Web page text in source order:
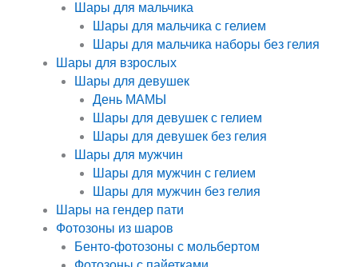
Шары для мальчика
Шары для мальчика с гелием
Шары для мальчика наборы без гелия
Шары для взрослых
Шары для девушек
День МАМЫ
Шары для девушек с гелием
Шары для девушек без гелия
Шары для мужчин
Шары для мужчин с гелием
Шары для мужчин без гелия
Шары на гендер пати
Фотозоны из шаров
Бенто-фотозоны с мольбертом